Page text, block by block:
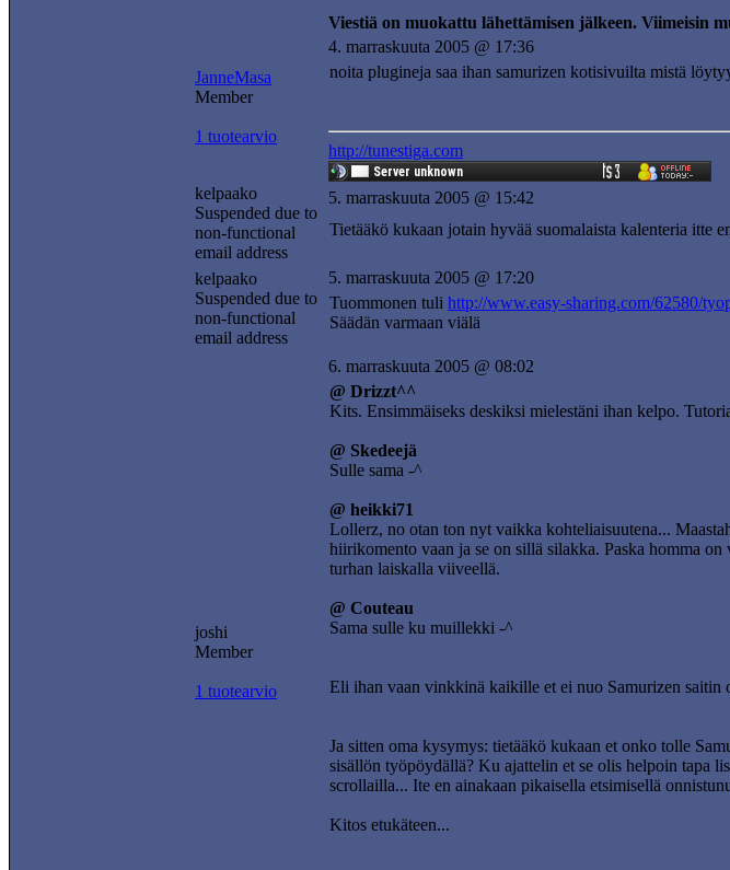
Viestiä on muokattu lähettämisen jälkeen. Viimeisin
JanneMasa
Member
1 tuotearvio
4. marraskuuta 2005 @ 17:36
noita plugineja saa ihan samurizen kotisivuilta mistä
http://tunestiga.com
kelpaako
Suspended due to
non-functional
email address
5. marraskuuta 2005 @ 15:42
Tietääkö kukaan jotain hyvää suomalaista kalenteria itte
kelpaako
Suspended due to
non-functional
email address
5. marraskuuta 2005 @ 17:20
Tuommonen tuli http://www.easy-sharing.com/62580/
Säädän varmaan viälä
joshi
Member
1 tuotearvio
6. marraskuuta 2005 @ 08:02
@ Drizzt^^
Kits. Ensimmäiseks deskiksi mielestäni ihan kelpo.
@ Skedeejä
Sulle sama -^
@ heikki71
Lollerz, no otan ton nyt vaikka kohteliaisuutena...
hiirikomento vaan ja se on sillä silakka. Paska homma
turhan laiskalla viiveellä.
@ Couteau
Sama sulle ku muillekki -^
Eli ihan vaan vinkkinä kaikille et ei nuo Samurizen saitin
Ja sitten oma kysymys: tietääkö kukaan et onko tolle
sisällön työpöydällä? Ku ajattelin et se olis helpoin tapa
scrollailla... Ite en ainakaan pikaisella etsimisellä
Kitos etukäteen...